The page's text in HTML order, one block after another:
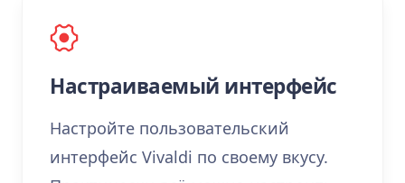
Настраиваемый интерфейс
Настройте пользовательский
интерфейс Vivaldi по своему вкусу.